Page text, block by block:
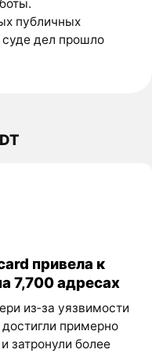
публичных
дел прошло
привела к
7,700 адресах
из‑за уязвимости
примерно
затронули более